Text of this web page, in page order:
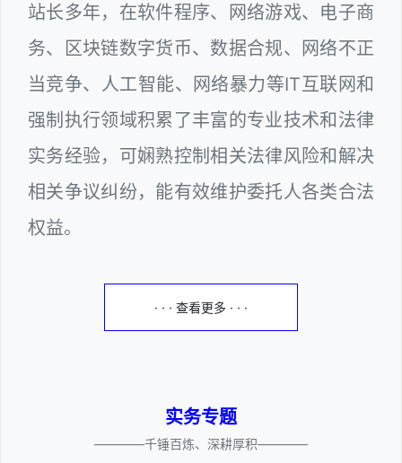
站长多年，在软件程序、网络游戏、电子商
务、区块链数字货币、数据合规、网络不正
当竞争、人工智能、网络暴力等IT互联网和
强制执行领域积累了丰富的专业技术和法律
实务经验，可娴熟控制相关法律风险和解决
相关争议纠纷，能有效维护委托人各类合法
权益。
· · · 查看更多 · · ·
实务专题
————千锤百炼、深耕厚积————